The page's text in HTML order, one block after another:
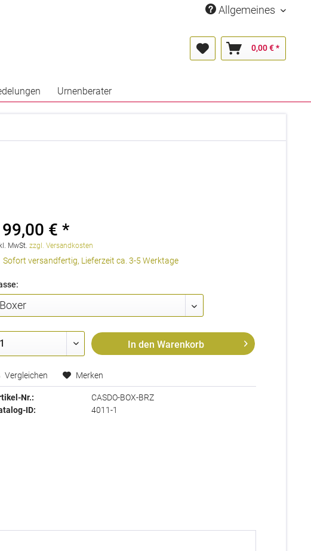
Allgemeines
0,00 € *
Urnenberater
€ *
MwSt.zzgl. Versandkosten
Sofort versandfertig, Lieferzeit ca. 3-5 Werktage
In den Warenkorb
Vergleichen Merken
Nr.:
CASDO-BOX-BRZ
ID:
4011-1